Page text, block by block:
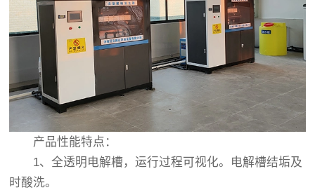
产品性能特点：
1、全透明电解槽，运行过程可视化。电解槽结垢及
时酸洗。